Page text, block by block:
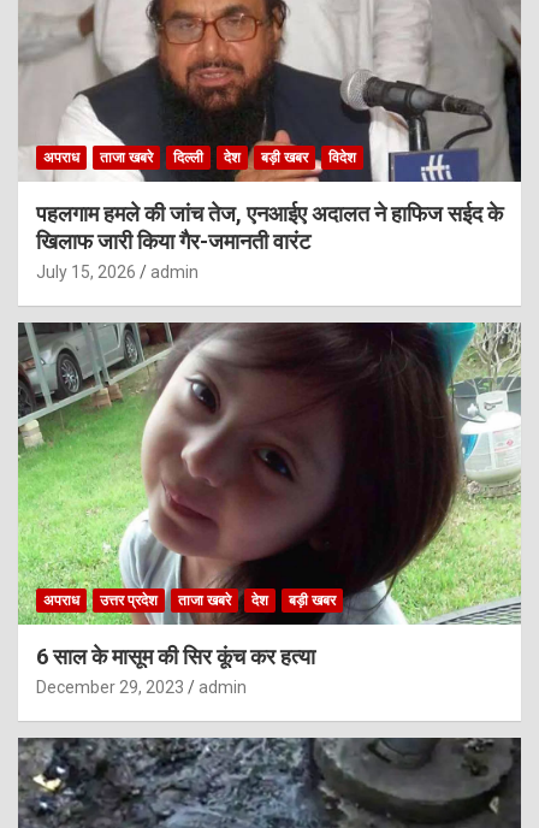
अपराध ताजा खबरे दिल्ली देश बड़ी खबर विदेश
पहलगाम हमले की जांच तेज, एनआईए अदालत ने हाफिज सईद के
खिलाफ जारी किया गैर-जमानती वारंट
July 15, 2026 admin
अपराध उत्तर प्रदेश ताजा खबरे देश बड़ी खबर
6 साल के मासूम की सिर कूंच कर हत्या
December 29, 2023 admin